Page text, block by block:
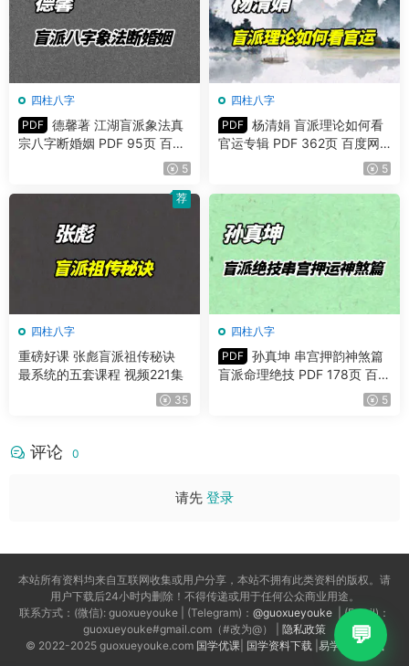
四柱八字
PDF 德馨著 江湖盲派象法真
宗八字断婚姻 PDF 95页 百度
5
四柱八字
PDF 杨清娟 盲派理论如何看
官运专辑 PDF 362页 百度网
5
四柱八字
重磅好课 张彪盲派祖传秘诀
最系统的五套课程 视频221集
35
荐
四柱八字
PDF 孙真坤 串宫押韵神煞篇
盲派命理绝技 PDF 178页 百度
5
评论 0
请先 登录
本站所有资料均来自互联网收集或用户分享，本站不拥有此类资料的版权。请
用户下载后24小时内删除！不得传递或用于任何公众商业用途。
联系方式：(微信): guoxueyouke | (Telegram)： @guoxueyouke | (Email)：
guoxueyouke#gmail.com（#改为@） | 隐私政策
© 2022-2025 guoxueyouke.com 国学优课| 国学资料下载| 易学资料下载